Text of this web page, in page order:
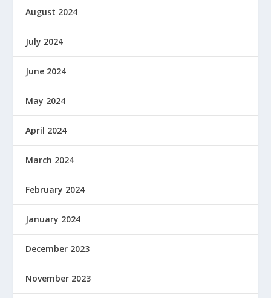
August 2024
July 2024
June 2024
May 2024
April 2024
March 2024
February 2024
January 2024
December 2023
November 2023